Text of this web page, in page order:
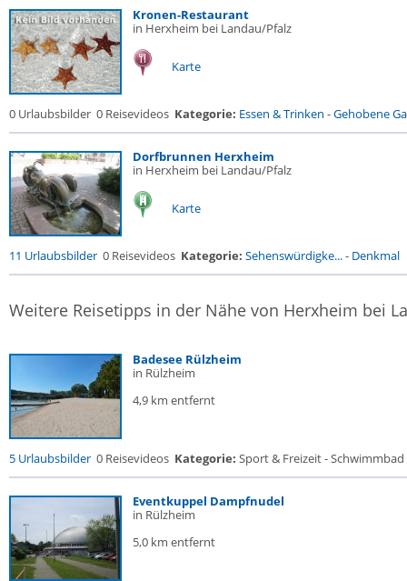
Kronen-Restaurant
in Herxheim bei Landau/Pfalz
Karte
0 Urlaubsbilder 0 Reisevideos Kategorie: Essen & Trinken -Gehobene
Dorfbrunnen Herxheim
in Herxheim bei Landau/Pfalz
Karte
11 Urlaubsbilder 0 Reisevideos Kategorie: Sehenswürdigke...- Denkmal
Weitere Reisetipps in der Nähe von Herxheim bei
Badesee Rülzheim
in Rülzheim
4,9 km entfernt
5 Urlaubsbilder 0 Reisevideos Kategorie: Sport & Freizeit - Schwimmbad
Eventkuppel Dampfnudel
in Rülzheim
5,0 km entfernt